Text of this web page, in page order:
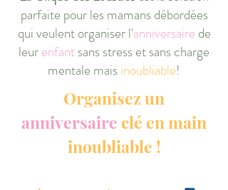
parfaite pour les mamans débordées
qui veulent organiser l'anniversaire de
leurenfantsans stress et sans charge
mentale maisinoubliable!
Organisez un
anniversaireclé en main
inoubliable !